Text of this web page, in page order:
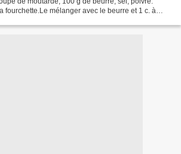
fourchette.Le mélanger avec le beurre et 1 c. à